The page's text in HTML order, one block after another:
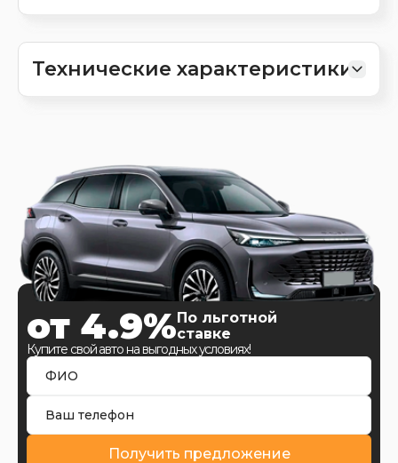
Технические характеристики
от 4.9%По льготной
ставке
Купите свой авто на выгодных условиях!
Получить предложение